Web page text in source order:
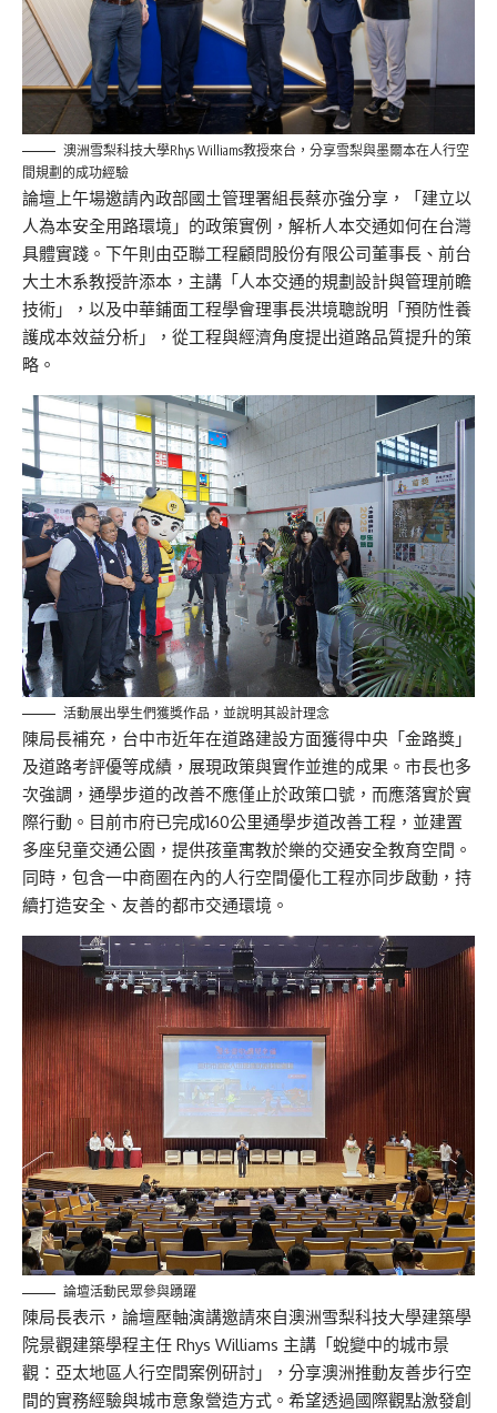
澳洲雪梨科技大學Rhys Williams教授來台，分享雪梨與墨爾本在人行空
間規劃的成功經驗
論壇上午場邀請內政部國土管理署組長蔡亦強分享，「建立以
人為本安全用路環境」的政策實例，解析人本交通如何在台灣
具體實踐。下午則由亞聯工程顧問股份有限公司董事長、前台
大土木系教授許添本，主講「人本交通的規劃設計與管理前瞻
技術」，以及中華鋪面工程學會理事長洪境聰說明「預防性養
護成本效益分析」，從工程與經濟角度提出道路品質提升的策
略。
活動展出學生們獲獎作品，並說明其設計理念
陳局長補充，台中市近年在道路建設方面獲得中央「金路獎」
及道路考評優等成績，展現政策與實作並進的成果。市長也多
次強調，通學步道的改善不應僅止於政策口號，而應落實於實
際行動。目前市府已完成160公里通學步道改善工程，並建置
多座兒童交通公園，提供孩童寓教於樂的交通安全教育空間。
同時，包含一中商圈在內的人行空間優化工程亦同步啟動，持
續打造安全、友善的都市交通環境。
論壇活動民眾參與踴躍
陳局長表示，論壇壓軸演講邀請來自澳洲雪梨科技大學建築學
院景觀建築學程主任 Rhys Williams 主講「蛻變中的城市景
觀：亞太地區人行空間案例研討」，分享澳洲推動友善步行空
間的實務經驗與城市意象營造方式。希望透過國際觀點激發創